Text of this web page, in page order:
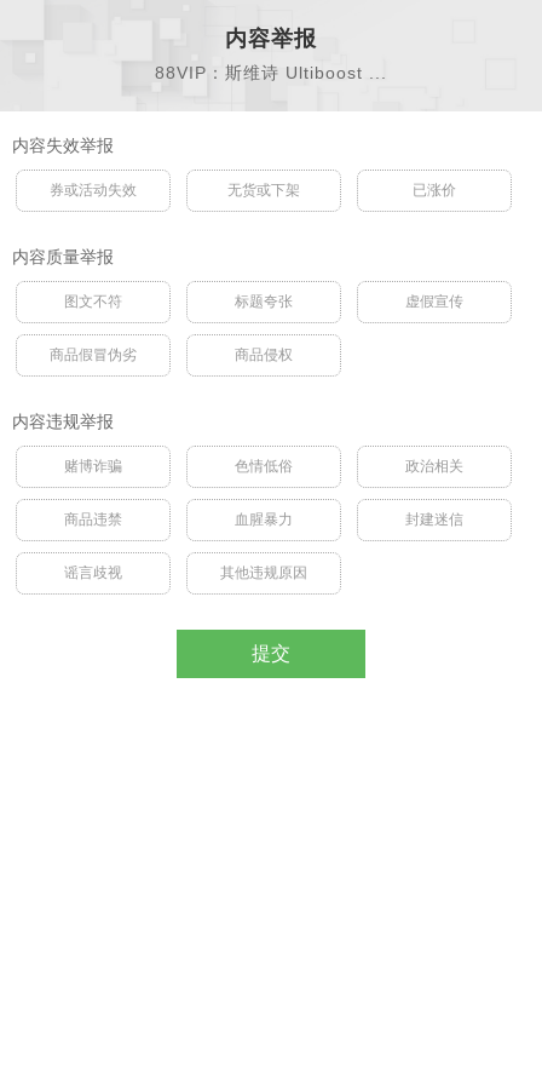
内容举报
88VIP：斯维诗 Ultiboost ...
内容失效举报
券或活动失效 无货或下架 已涨价
内容质量举报
图文不符 标题夸张 虚假宣传
商品假冒伪劣 商品侵权
内容违规举报
赌博诈骗 色情低俗 政治相关
商品违禁 血腥暴力 封建迷信
谣言歧视 其他违规原因
提交